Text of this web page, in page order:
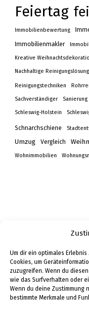
Um dir ein optimales
Cookies, um
zuzugreifen. Wenn du
wie das Surfverhalten oder
Wenn du deine Zustimmung
bestimmte Merkmale und
Feiertag
Immobilienbewertung
Immobilienmakler
Kreative
Nachhaltige
Reinigungstechniken
Sachverständiger Sanierung
Schleswig-Holstein
Schnarchschiene
Umzug Vergleich
Wohnimmobilien
IMPRESSUM
PINTEREST